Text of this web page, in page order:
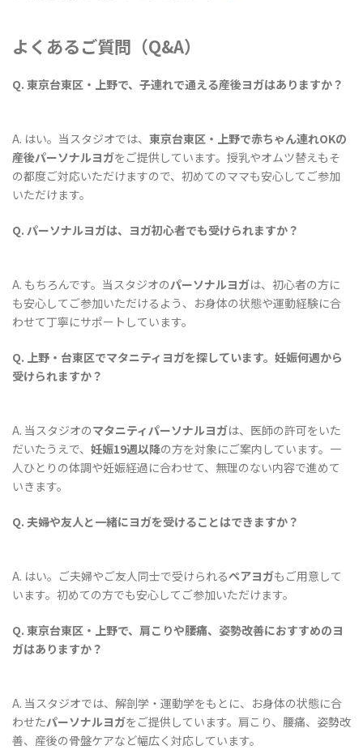
よくあるご質問（Q&A）
Q. 東京台東区・上野で、子連れで通える産後ヨガはありますか？
A. はい。当スタジオでは、 東京台東区・上野で赤ちゃん連れOKの
産後パーソナルヨガをご提供しています。授乳やオムツ替えもそ
の都度ご対応いただけますので、初めてのママも安心してご参加
いただけます。
Q. パーソナルヨガは、ヨガ初心者でも受けられますか？
A. もちろんです。当スタジオのパーソナルヨガは、初心者の方に
も安心してご参加いただけるよう、お身体の状態や運動経験に合
わせて丁寧にサポートしています。
Q. 上野・台東区でマタニティヨガを探しています。妊娠何週から
受けられますか？
A. 当スタジオのマタニティパーソナルヨガは、医師の許可をいた
だいたうえで、 妊娠19週以降の方を対象にご案内しています。一
人ひとりの体調や妊娠経過に合わせて、無理のない内容で進めて
いきます。
Q. 夫婦や友人と一緒にヨガを受けることはできますか？
A. はい。ご夫婦やご友人同士で受けられるペアヨガもご用意して
います。初めての方でも安心してご参加いただけます。
Q. 東京台東区・上野で、肩こりや腰痛、姿勢改善におすすめのヨ
ガはありますか？
A. 当スタジオでは、解剖学・運動学をもとに、お身体の状態に合
わせたパーソナルヨガをご提供しています。肩こり、腰痛、姿勢改
善、産後の骨盤ケアなど幅広く対応しています。